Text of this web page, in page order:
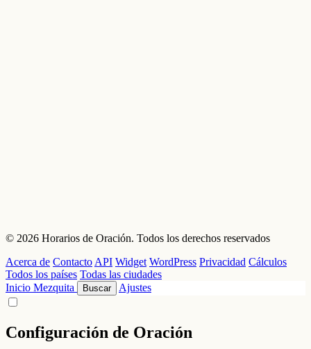
© 2026 Horarios de Oración. Todos los derechos reservados
Acerca de Contacto API Widget WordPress Privacidad Cálculos
Todos los países Todas las ciudades
Inicio Mezquita Buscar Ajustes
Configuración de Oración